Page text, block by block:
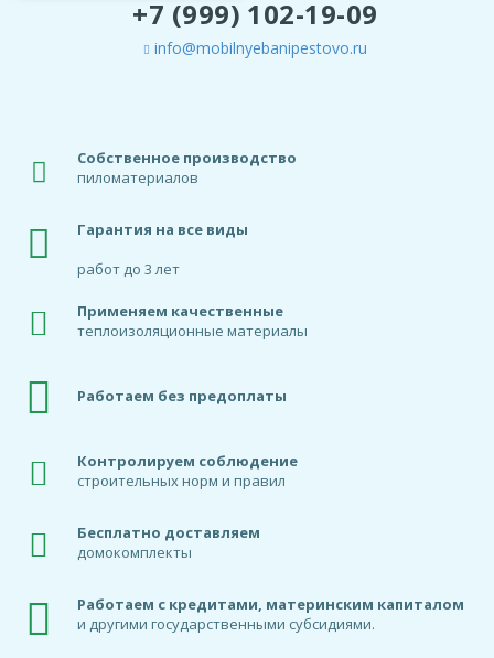
+7 (999) 102-19-09
info@mobilnyebanipestovo.ru
Собственное производство
пиломатериалов
Гарантия на все виды
работ до 3 лет
Применяем качественные
теплоизоляционные материалы
Работаем без предоплаты
Контролируем соблюдение
строительных норм и правил
Бесплатно доставляем
домокомплекты
Работаем с кредитами, материнским капиталом
и другими государственными субсидиями.